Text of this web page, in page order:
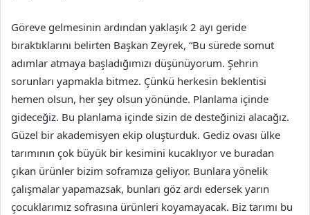
Göreve gelmesinin ardından yaklaşık 2 ayı geride
bıraktıklarını belirten Başkan Zeyrek, “Bu sürede somut
adımlar atmaya başladığımızı düşünüyorum. Şehrin
sorunları yapmakla bitmez. Çünkü herkesin beklentisi
hemen olsun, her şey olsun yönünde. Planlama içinde
gideceğiz. Bu planlama içinde sizin de desteğinizi alacağız.
Güzel bir akademisyen ekip oluşturduk. Gediz ovası ülke
tarımının çok büyük bir kesimini kucaklıyor ve buradan
çıkan ürünler bizim soframıza geliyor. Bunlara yönelik
çalışmalar yapamazsak, bunları göz ardı edersek yarın
çocuklarımız sofrasına ürünleri koyamayacak. Biz tarımı bu